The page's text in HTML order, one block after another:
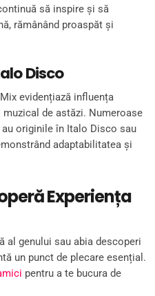
să inspire și să
rămânând proaspăt și
Disco
evidențiază influența
de astăzi. Numeroase
originile în Italo Disco sau
adaptabilitatea și
Experiența
al genului sau abia descoperi
un punct de plecare esențial.
pentru a te bucura de